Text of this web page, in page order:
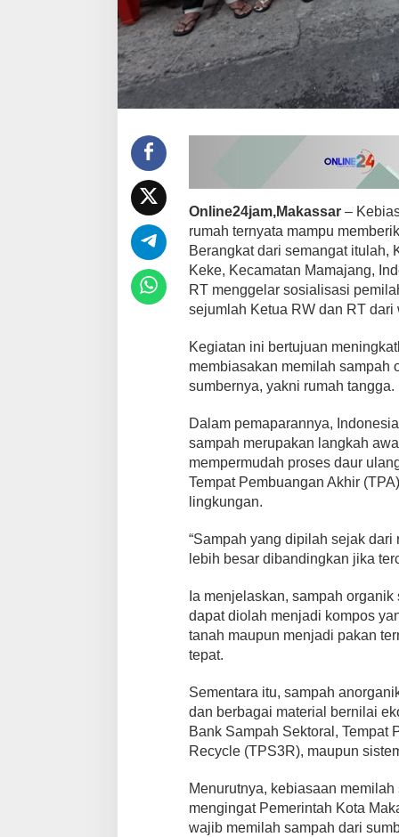
p
a
n
y
e
k
a
a
n
i
a
h
a
m
p
a
Online24jam,Makassar–
rumah ternyata mampu
Berangkat dari semangat itulah,
Keke, Kecamatan Mamajang,
RT menggelar sosialisasi
sejumlah Ketua RW dan RT dari
Kegiatan ini bertujuan
membiasakan memilah sampah
sumbernya, yakni rumah tangga.
Dalam pemaparannya,
sampah merupakan langkah
mempermudah proses daur
Tempat Pembuangan Akhir
lingkungan.
“Sampah yang dipilah sejak
lebih besar dibandingkan jika
Ia menjelaskan, sampah
dapat diolah menjadi kompos
tanah maupun menjadi pakan
tepat.
Sementara itu, sampah
dan berbagai material bernilai
Bank Sampah Sektoral, Tempat
Recycle (TPS3R), maupun
Menurutnya, kebiasaan
mengingat Pemerintah Kota
wajib memilah sampah dari